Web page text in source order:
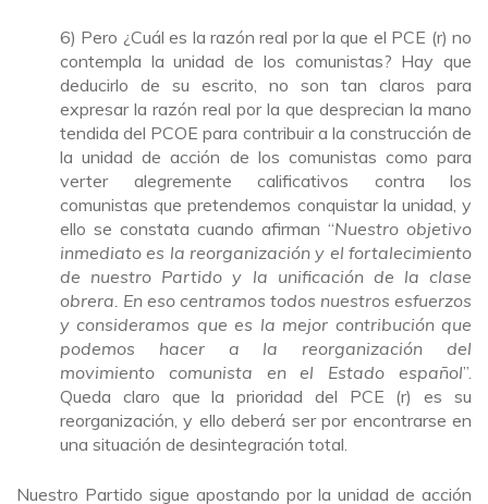
6) Pero ¿Cuál es la razón real por la que el PCE (r) no
contempla la unidad de los comunistas? Hay que
deducirlo de su escrito, no son tan claros para
expresar la razón real por la que desprecian la mano
tendida del PCOE para contribuir a la construcción de
la unidad de acción de los comunistas como para
verter alegremente calificativos contra los
comunistas que pretendemos conquistar la unidad, y
ello se constata cuando afirman “Nuestro objetivo
inmediato es la reorganización y el fortalecimiento
de nuestro Partido y la unificación de la clase
obrera. En eso centramos todos nuestros esfuerzos
y consideramos que es la mejor contribución que
podemos hacer a la reorganización del
movimiento comunista en el Estado español”.
Queda claro que la prioridad del PCE (r) es su
reorganización, y ello deberá ser por encontrarse en
una situación de desintegración total.
Nuestro Partido sigue apostando por la unidad de acción